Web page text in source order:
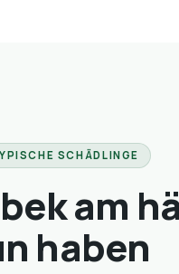
SCHÄDLINGE
am
haben